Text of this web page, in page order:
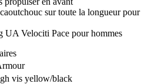
sur toute la longueur pour
UA Velociti Pace pour hommes
vis yellow/black